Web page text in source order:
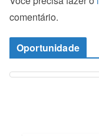
comentário.
Oportunidade